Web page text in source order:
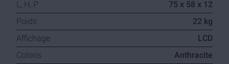
L, H, P
75 x 58 x 12
Poids
22 kg
Affichage
LCD
Coloris
Anthracite